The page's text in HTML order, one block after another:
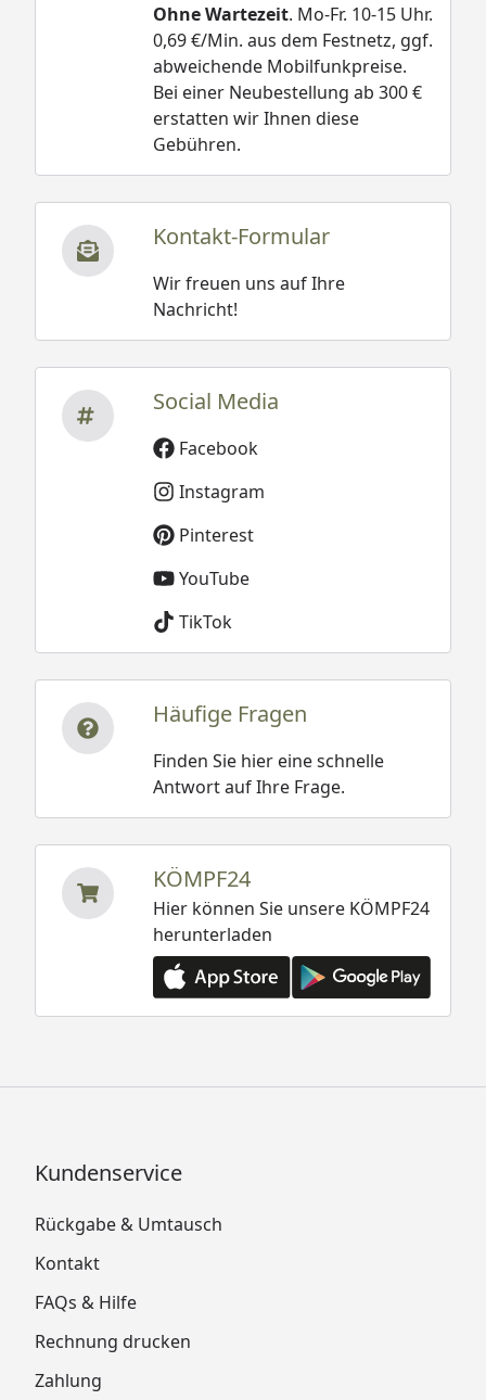
Ohne Wartezeit. Mo-Fr. 10-15 Uhr.
0,69 €/Min. aus dem Festnetz, ggf.
abweichende Mobilfunkpreise.
Bei einer Neubestellung ab 300 €
erstatten wir Ihnen diese
Gebühren.
Kontakt-Formular
Wir freuen uns auf Ihre
Nachricht!
Social Media
Facebook
Instagram
Pinterest
YouTube
TikTok
Häufige Fragen
Finden Sie hier eine schnelle
Antwort auf Ihre Frage.
KÖMPF24
Hier können Sie unsere KÖMPF24
herunterladen
Kundenservice
Rückgabe & Umtausch
Kontakt
FAQs & Hilfe
Rechnung drucken
Zahlung